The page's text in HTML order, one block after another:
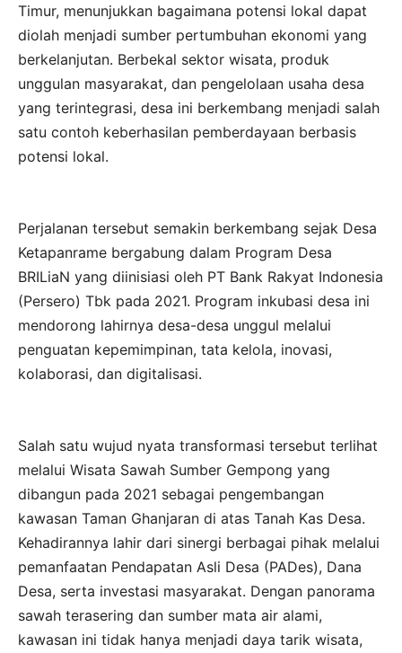
Timur, menunjukkan bagaimana potensi lokal dapat
diolah menjadi sumber pertumbuhan ekonomi yang
berkelanjutan. Berbekal sektor wisata, produk
unggulan masyarakat, dan pengelolaan usaha desa
yang terintegrasi, desa ini berkembang menjadi salah
satu contoh keberhasilan pemberdayaan berbasis
potensi lokal.
Perjalanan tersebut semakin berkembang sejak Desa
Ketapanrame bergabung dalam Program Desa
BRILiaN yang diinisiasi oleh PT Bank Rakyat Indonesia
(Persero) Tbk pada 2021. Program inkubasi desa ini
mendorong lahirnya desa-desa unggul melalui
penguatan kepemimpinan, tata kelola, inovasi,
kolaborasi, dan digitalisasi.
Salah satu wujud nyata transformasi tersebut terlihat
melalui Wisata Sawah Sumber Gempong yang
dibangun pada 2021 sebagai pengembangan
kawasan Taman Ghanjaran di atas Tanah Kas Desa.
Kehadirannya lahir dari sinergi berbagai pihak melalui
pemanfaatan Pendapatan Asli Desa (PADes), Dana
Desa, serta investasi masyarakat. Dengan panorama
sawah terasering dan sumber mata air alami,
kawasan ini tidak hanya menjadi daya tarik wisata,